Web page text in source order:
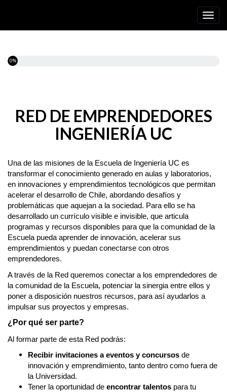
0%
RED DE EMPRENDEDORES
INGENIERÍA UC
Una de las misiones de la Escuela de Ingeniería UC es
transformar el conocimiento generado en aulas y laboratorios,
en innovaciones y emprendimientos tecnológicos que permitan
acelerar el desarrollo de Chile, abordando desafíos y
problemáticas que aquejan a la sociedad. Para ello se ha
desarrollado un currículo visible e invisible, que articula
programas y recursos disponibles para que la comunidad de la
Escuela pueda aprender de innovación, acelerar sus
emprendimientos y puedan conectarse con otros
emprendedores.
A través de la Red queremos conectar a los emprendedores de
la comunidad de la Escuela, potenciar la sinergia entre ellos y
poner a disposición nuestros recursos, para así ayudarlos a
impulsar sus proyectos y empresas.
¿Por qué ser parte?
Al formar parte de esta Red podrás:
Recibir invitaciones a eventos y concursos de
innovación y emprendimiento, tanto dentro como fuera de
la Universidad.
Tener la oportunidad de encontrar talentos para tu